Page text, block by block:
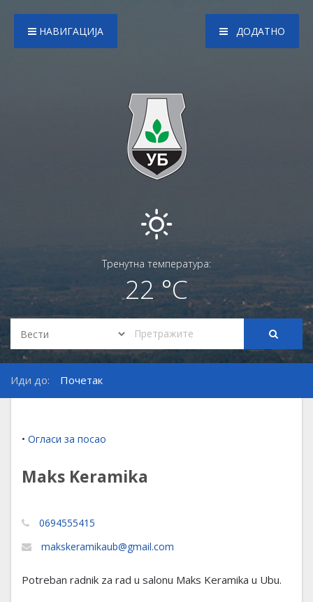
НАВИГАЦИЈА ДОДАТНО
Тренутна температура:
22 °C
Иди до: Почетак
• Огласи за посао
Maks Keramika
0694555415
makskeramikaub@gmail.com
Potreban radnik za rad u salonu Maks Keramika u Ubu.